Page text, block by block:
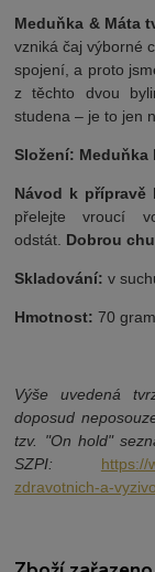
Meduňka & Máta
vzniká čaj výborné
spojení, a proto
z těchto dvou
studena – je to jen
Složení: Meduňka
Návod k přípravě
přelejte vroucí
odstát. Dobrou
Skladování: v
Hmotnost: 70
Výše uvedená
doposud
tzv. "On hold"
SZPI:
https://
zdravotnich-a-